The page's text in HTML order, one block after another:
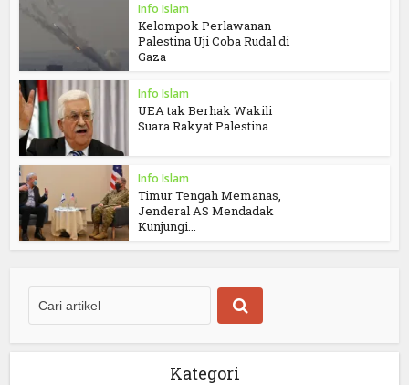
Info Islam
Kelompok Perlawanan
Palestina Uji Coba Rudal di
Gaza
Info Islam
UEA tak Berhak Wakili
Suara Rakyat Palestina
Info Islam
Timur Tengah Memanas,
Jenderal AS Mendadak
Kunjungi...
Kategori